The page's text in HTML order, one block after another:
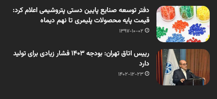
دفتر توسعه صنایع پایین دستی پتروشیمی اعلام کرد:
قیمت پایه محصولات پلیمری تا نهم دیماه
1397-10-02
رییس اتاق تهران: بودجه ۱۴۰۳ فشار زیادی برای تولید
دارد
1402-12-23